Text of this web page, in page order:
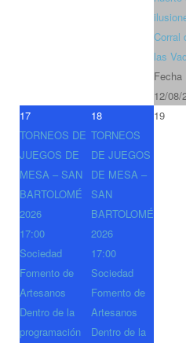
Corral
las
Fecha
12/08/
17
TORNEOS DE
JUEGOS DE
MESA – SAN
BARTOLOMÉ
2026
17:00
Sociedad
Fomento de
Artesanos
Dentro de la
programación
18
TORNEOS
DE JUEGOS
DE MESA –
SAN
BARTOLOMÉ
2026
17:00
Sociedad
Fomento de
Artesanos
Dentro de la
19